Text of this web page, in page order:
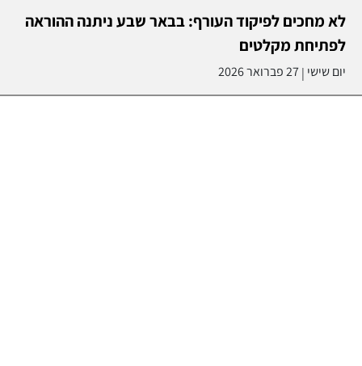
לא מחכים לפיקוד העורף: בבאר שבע ניתנה ההוראה
לפתיחת מקלטים
יום שישי |27 פברואר 2026